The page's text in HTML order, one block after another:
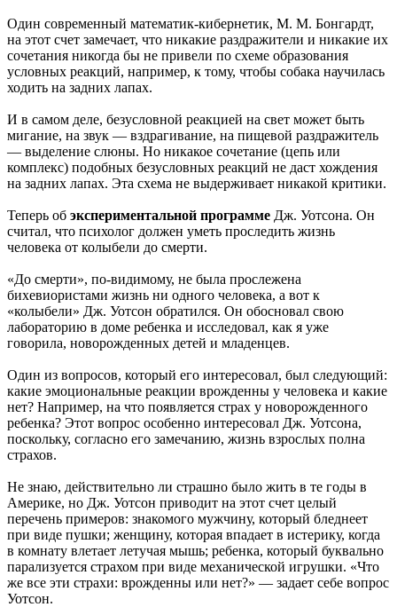
Один современный математик-кибернетик, М. М. Бонгардт,
на этот счет замечает, что никакие раздражители и никакие их
сочетания никогда бы не привели по схеме образования
условных реакций, например, к тому, чтобы собака научилась
ходить на задних лапах.
И в самом деле, безусловной реакцией на свет может быть
мигание, на звук — вздрагивание, на пищевой раздражитель
— выделение слюны. Но никакое сочетание (цепь или
комплекс) подобных безусловных реакций не даст хождения
на задних лапах. Эта схема не выдерживает никакой критики.
Теперь об экспериментальной программе Дж. Уотсона. Он
считал, что психолог должен уметь проследить жизнь
человека от колыбели до смерти.
«До смерти», по-видимому, не была прослежена
бихевиористами жизнь ни одного человека, а вот к
«колыбели» Дж. Уотсон обратился. Он обосновал свою
лабораторию в доме ребенка и исследовал, как я уже
говорила, новорожденных детей и младенцев.
Один из вопросов, который его интересовал, был следующий:
какие эмоциональные реакции врожденны у человека и какие
нет? Например, на что появляется страх у новорожденного
ребенка? Этот вопрос особенно интересовал Дж. Уотсона,
поскольку, согласно его замечанию, жизнь взрослых полна
страхов.
Не знаю, действительно ли страшно было жить в те годы в
Америке, но Дж. Уотсон приводит на этот счет целый
перечень примеров: знакомого мужчину, который бледнеет
при виде пушки; женщину, которая впадает в истерику, когда
в комнату влетает летучая мышь; ребенка, который буквально
парализуется страхом при виде механической игрушки. «Что
же все эти страхи: врожденны или нет?» — задает себе вопрос
Уотсон.